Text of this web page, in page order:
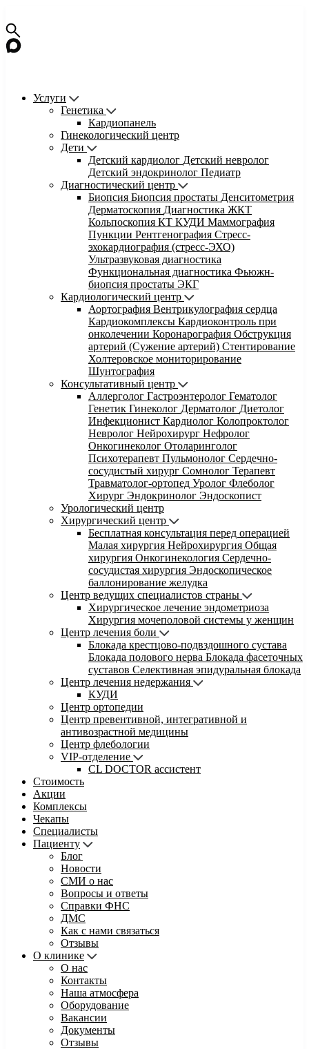
Услуги
Генетика
Кардиопанель
Гинекологический центр
Дети
Детский кардиолог Детский невролог
Детский эндокринолог Педиатр
Диагностический центр
Биопсия Биопсия простаты Денситометрия
Дерматоскопия Диагностика ЖКТ
Кольпоскопия КТ КУДИ Маммография
Пункции Рентгенография Стресс-
эхокардиография (стресс-ЭХО)
Ультразвуковая диагностика
Функциональная диагностика Фьюжн-
биопсия простаты ЭКГ
Кардиологический центр
Аортография Вентрикулография сердца
Кардиокомплексы Кардиоконтроль при
онколечении Коронарография Обструкция
артерий (Сужение артерий) Стентирование
Холтеровское мониторирование
Шунтография
Консультативный центр
Аллерголог Гастроэнтеролог Гематолог
Генетик Гинеколог Дерматолог Диетолог
Инфекционист Кардиолог Колопроктолог
Невролог Нейрохирург Нефролог
Онкогинеколог Отоларинголог
Психотерапевт Пульмонолог Сердечно-
сосудистый хирург Сомнолог Терапевт
Травматолог-ортопед Уролог Флеболог
Хирург Эндокринолог Эндоскопист
Урологический центр
Хирургический центр
Бесплатная консультация перед операцией
Малая хирургия Нейрохирургия Общая
хирургия Онкогинекология Сердечно-
сосудистая хирургия Эндоскопическое
баллонирование желудка
Центр ведущих специалистов страны
Хирургическое лечение эндометриоза
Хирургия мочеполовой системы у женщин
Центр лечения боли
Блокада крестцово-подвздошного сустава
Блокада полового нерва Блокада фасеточных
суставов Селективная эпидуральная блокада
Центр лечения недержания
КУДИ
Центр ортопедии
Центр превентивной, интегративной и
антивозрастной медицины
Центр флебологии
VIP-отделение
CL DOCTOR ассистент
Стоимость
Акции
Комплексы
Чекапы
Специалисты
Пациенту
Блог
Новости
СМИ о нас
Вопросы и ответы
Справки ФНС
ДМС
Как с нами связаться
Отзывы
О клинике
О нас
Контакты
Наша атмосфера
Оборудование
Вакансии
Документы
Отзывы